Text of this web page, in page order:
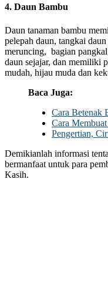
4. Daun Bambu
Daun tanaman bambu
pelepah daun, tangkai
meruncing, bagian
daun sejajar, dan memiliki
mudah, hijau muda dan
Baca Juga:
Cara Betenak
Cara
Pengertian,
Demikianlah informasi
bermanfaat untuk para
Kasih.